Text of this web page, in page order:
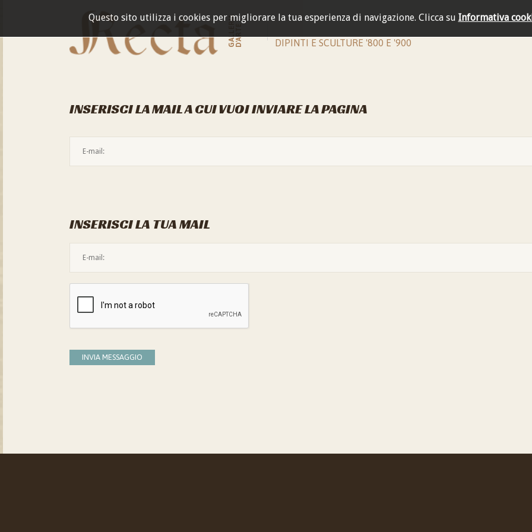
Questo sito utilizza i cookies per migliorare la tua esperienza di navigazione. Clicca su Informativa
GALLERIAD'ARTE DIPINTI E SCULTURE '800 E '900
INSERISCI LA MAIL A CUI VUOI INVIARE LA PAGINA
INSERISCI LA TUA MAIL
INVIA MESSAGGIO